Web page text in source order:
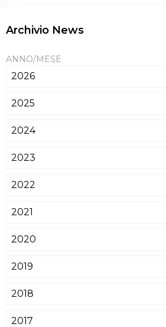
Archivio News
ANNO/MESE
2026
2025
2024
2023
2022
2021
2020
2019
2018
2017